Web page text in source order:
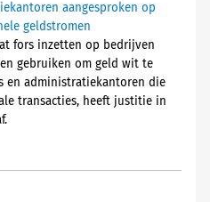
aangesproken op
geldstromen
fors inzetten op bedrijven
gebruiken om geld wit te
en administratiekantoren die
transacties, heeft justitie in